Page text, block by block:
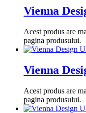
Vienna
Acest produs are
pagina produsului.
Vienna
Acest produs are
pagina produsului.